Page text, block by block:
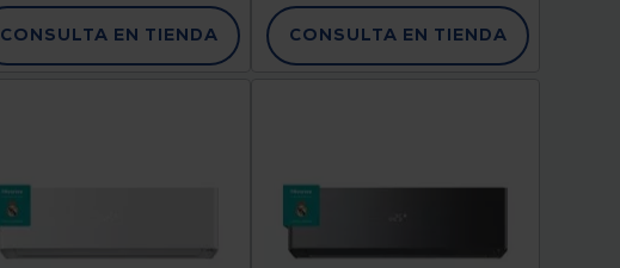
CONSULTA EN TIENDA CONSULTA EN TIENDA